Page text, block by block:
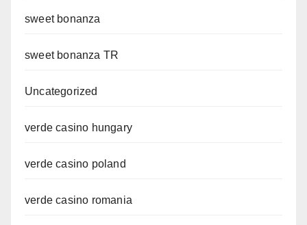
sweet bonanza
sweet bonanza TR
Uncategorized
verde casino hungary
verde casino poland
verde casino romania